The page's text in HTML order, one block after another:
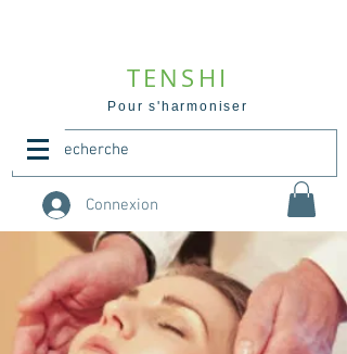
TENSHI
Pour s'harmoniser
Connexion